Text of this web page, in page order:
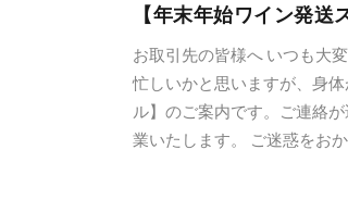
【年末年始ワイン発送
お取引先の皆様へ いつも大
忙しいかと思いますが、身
ル】のご案内です。ご連絡
業いたします。 ご迷惑をお